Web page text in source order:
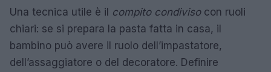
Una tecnica utile è il compito condivisocon ruoli
chiari: se si prepara la pasta fatta in casa, il
bambino può avere il ruolo dell’impastatore,
dell’assaggiatore o del decoratore. Definire